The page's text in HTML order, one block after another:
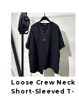
Loose Crew Neck
Short-Sleeved T-